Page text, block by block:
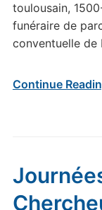
toulousain,
funéraire de
conventuelle
Continue